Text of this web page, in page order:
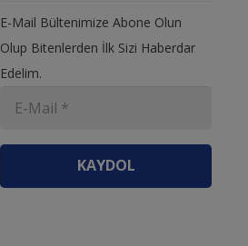
E-Mail Bültenimize Abone Olun
Olup Bitenlerden İlk Sizi Haberdar
Edelim.
KAYDOL